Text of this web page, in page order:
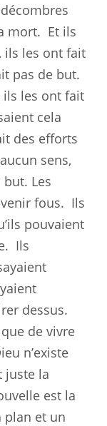
mort. Et ils
ils les ont fait
pas de but.
ils les ont fait
cela
des efforts
sens,
Les
fous. Ils
pouvaient
Ils
dessus.
de vivre
n’existe
juste la
est la
plan et un